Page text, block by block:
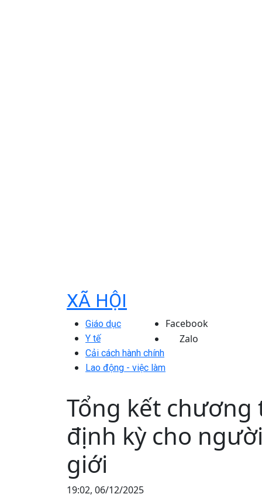
XÃ HỘI
Giáo dục
Y tế
Cải cách hành chính
Lao động - việc làm
Facebook
Zalo
Tổng kết
định kỳ cho
giới
19:02, 06/12/2025